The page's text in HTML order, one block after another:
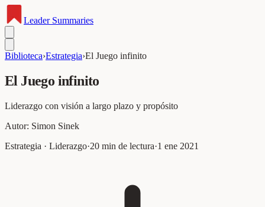
LeaderSummaries
Biblioteca›Estrategia›El Juego infinito
El Juego infinito
Liderazgo con visión a largo plazo y propósito
Autor: Simon Sinek
Estrategia · Liderazgo·20 min de lectura·1 ene 2021